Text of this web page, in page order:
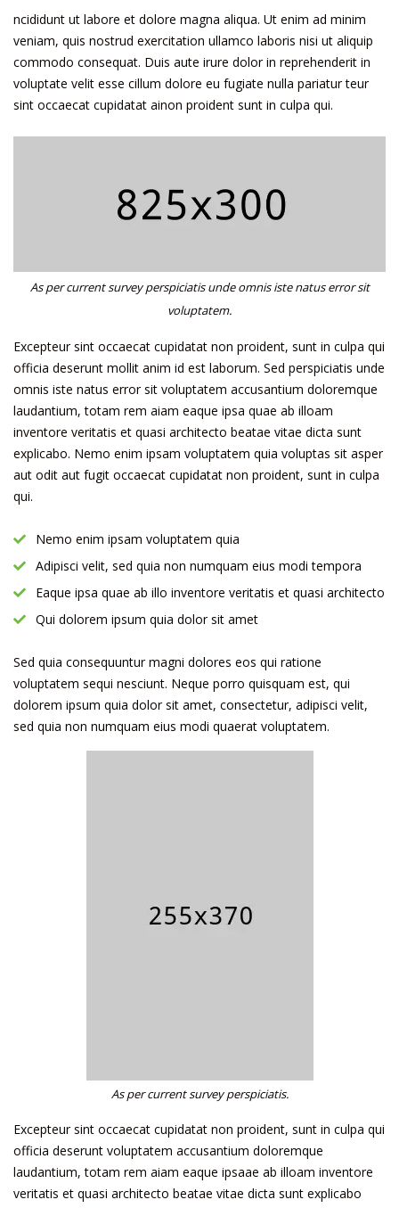
ncididunt ut labore et dolore magna aliqua. Ut enim ad minim
veniam, quis nostrud exercitation ullamco laboris nisi ut aliquip
commodo consequat. Duis aute irure dolor in reprehenderit in
voluptate velit esse cillum dolore eu fugiate nulla pariatur teur
sint occaecat cupidatat ainon proident sunt in culpa qui.
As per current survey perspiciatis unde omnis iste natus error sit
voluptatem.
Excepteur sint occaecat cupidatat non proident, sunt in culpa qui
officia deserunt mollit anim id est laborum. Sed perspiciatis unde
omnis iste natus error sit voluptatem accusantium doloremque
laudantium, totam rem aiam eaque ipsa quae ab illoam
inventore veritatis et quasi architecto beatae vitae dicta sunt
explicabo. Nemo enim ipsam voluptatem quia voluptas sit asper
aut odit aut fugit occaecat cupidatat non proident, sunt in culpa
qui.
Nemo enim ipsam voluptatem quia
Adipisci velit, sed quia non numquam eius modi tempora
Eaque ipsa quae ab illo inventore veritatis et quasi architecto
Qui dolorem ipsum quia dolor sit amet
Sed quia consequuntur magni dolores eos qui ratione
voluptatem sequi nesciunt. Neque porro quisquam est, qui
dolorem ipsum quia dolor sit amet, consectetur, adipisci velit,
sed quia non numquam eius modi quaerat voluptatem.
As per current survey perspiciatis.
Excepteur sint occaecat cupidatat non proident, sunt in culpa qui
officia deserunt voluptatem accusantium doloremque
laudantium, totam rem aiam eaque ipsaae ab illoam inventore
veritatis et quasi architecto beatae vitae dicta sunt explicabo